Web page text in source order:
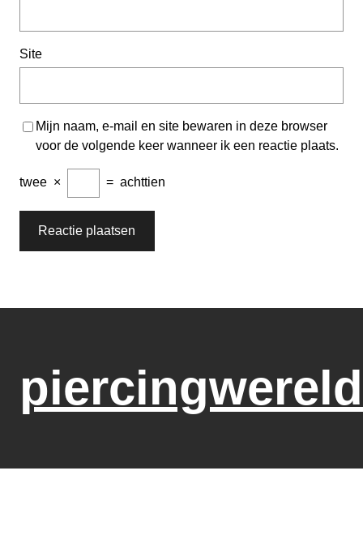
Site
Mijn naam, e-mail en site bewaren in deze browser
voor de volgende keer wanneer ik een reactie plaats.
twee × = achttien